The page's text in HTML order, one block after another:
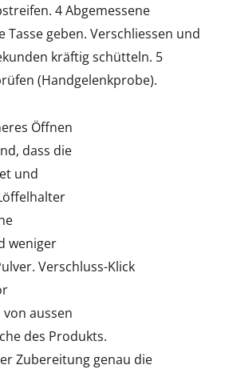
4 Abgemessene
Tasse geben. Verschliessen und
kräftig schütteln. 5
(Handgelenkprobe).
Öffnen
dass die
und
weniger
Verschluss-Klick
aussen
des Produkts.
Zubereitung genau die